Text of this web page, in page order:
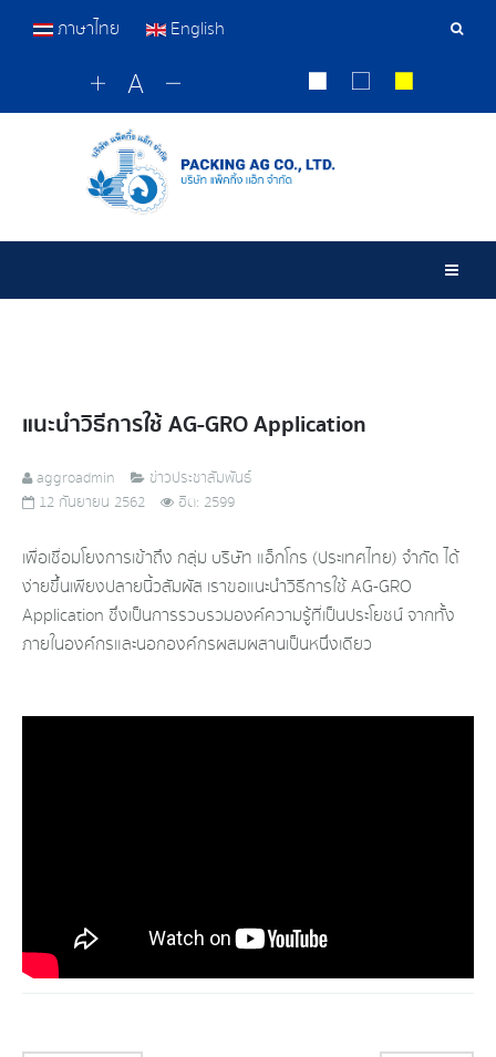
เครื่อ
ภาษาไทย English
แนะนำวิธีการใช้ AG-GRO Application
aggroadmin
ข่าวประชาสัมพันธ์
12 กันยายน 2562
ฮิต: 2599
เพื่อเชื่อมโยงการเข้าถึง กลุ่ม บริษัท แอ็กโกร (ประเทศไทย) จำกัด ได้
ง่ายขึ้นเพียงปลายนิ้วสัมผัส เราขอแนะนำวิธีการใช้ AG-GRO
Application ซึ่งเป็นการรวบรวมองค์ความรู้ที่เป็นประโยชน์ จากทั้ง
ภายในองค์กรและนอกองค์กรผสมผสานเป็นหนึ่งเดียว